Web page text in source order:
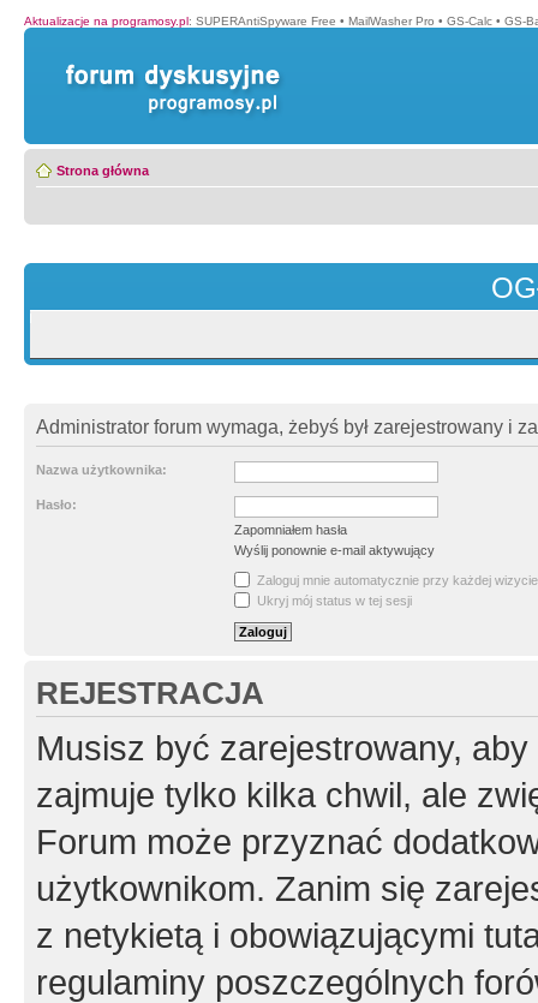
Aktualizacje na programosy.pl: SUPERAntiSpyware Free • MailWasher Pro • GS-Calc • GS-
Strona główna
Administrator forum wymaga, żebyś był zarejestrowany i
Nazwa użytkownika:
Hasło:
Zapomniałem hasła
Wyślij ponownie e-mail aktywujący
Zaloguj mnie automatycznie przy każdej wizycie
Ukryj mój status w tej sesji
REJESTRACJA
Musisz być zarejestrowany,
zajmuje tylko kilka chwil, ale
Forum może przyznać
użytkownikom. Zanim się
z netykietą i obowiązującymi
regulaminy poszczególnych